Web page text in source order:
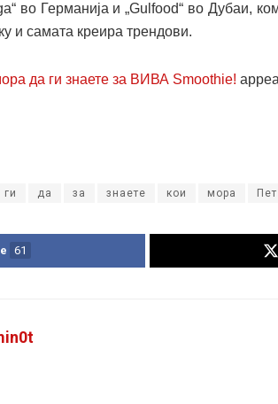
во Германија и „Gulfood“ во Дубаи,
и самата креира трендови.
да ги знаете за ВИВА Smoothie!
ги да за знаете кои мора Пет
61